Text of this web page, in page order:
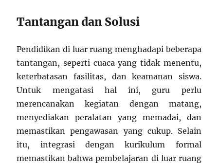
Tantangan dan Solusi
Pendidikan di luar ruang menghadapi beberapa
tantangan, seperti cuaca yang tidak menentu,
keterbatasan fasilitas, dan keamanan siswa.
Untuk mengatasi hal ini, guru perlu
merencanakan kegiatan dengan matang,
menyediakan peralatan yang memadai, dan
memastikan pengawasan yang cukup. Selain
itu, integrasi dengan kurikulum formal
memastikan bahwa pembelajaran di luar ruang